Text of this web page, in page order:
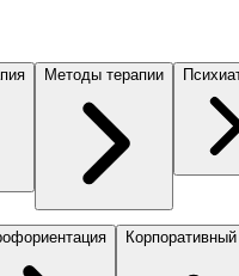
Методы терапии